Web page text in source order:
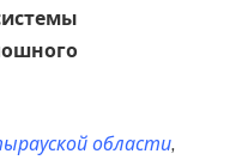
области,